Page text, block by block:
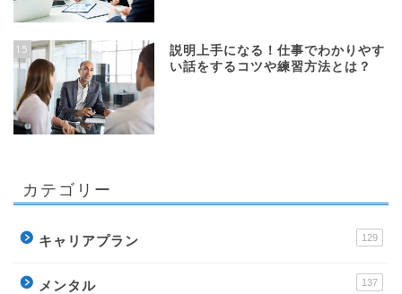
15
説明上手になる！仕事でわかりやす
い話をするコツや練習方法とは？
カテゴリー
キャリアプラン 129
メンタル 137